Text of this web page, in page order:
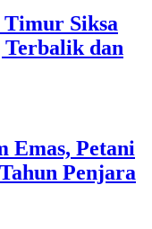
Siksa
Terbalik dan
Emas, Petani
Penjara